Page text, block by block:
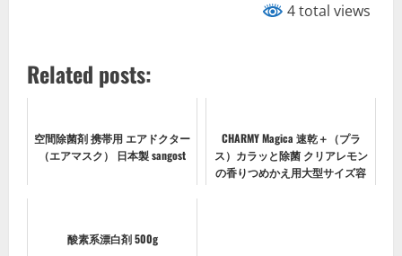
4 total views
Related posts:
空間除菌剤 携帯用 エアドクター
（エアマスク） 日本製 sangost
CHARMY Magica 速乾＋（プラ
ス）カラッと除菌 クリアレモン
の香りつめかえ用大型サイズ容
酸素系漂白剤 500g